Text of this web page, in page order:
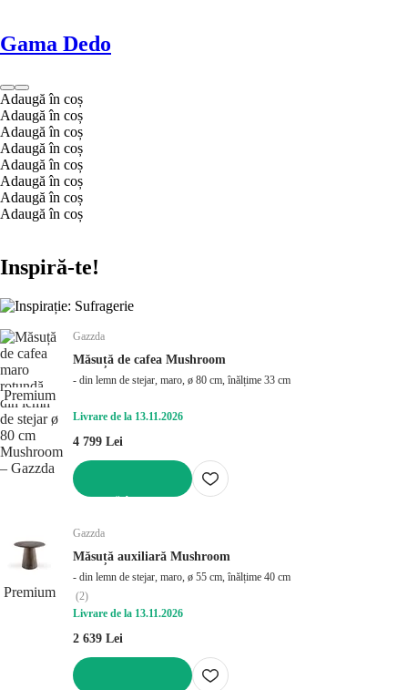
Gama Dedo
Adaugă în coș
Adaugă în coș
Adaugă în coș
Adaugă în coș
Adaugă în coș
Adaugă în coș
Adaugă în coș
Adaugă în coș
Inspiră-te!
Premium
Gazzda
Măsuță de cafea Mushroom
- din lemn de stejar, maro, ø 80 cm, înălțime 33 cm
Livrare de la 13.11.2026
4 799 Lei
Premium
Gazzda
Măsuță auxiliară Mushroom
- din lemn de stejar, maro, ø 55 cm, înălțime 40 cm
(2)
Livrare de la 13.11.2026
2 639 Lei